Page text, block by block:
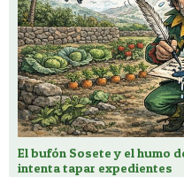
El bufón Sosete y el humo
intenta tapar expedientes